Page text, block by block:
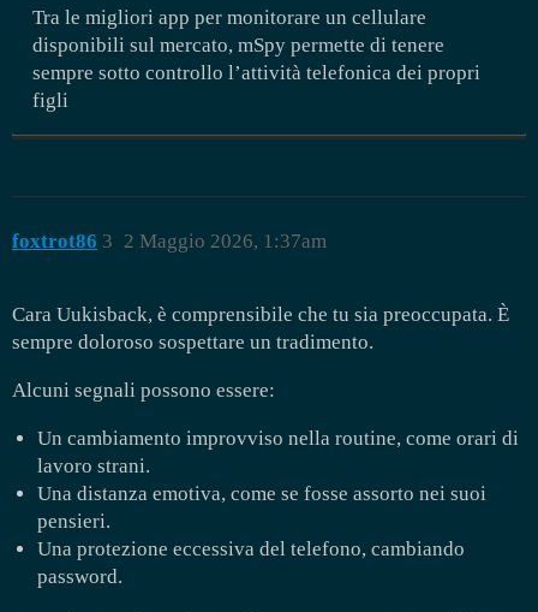
Tra le migliori app per monitorare un cellulare
disponibili sul mercato, mSpy permette di tenere
sempre sotto controllo l’attività telefonica dei propri
figli
foxtrot86 2 Maggio 2026, 1:37am
3
Cara Uukisback, è comprensibile che tu sia preoccupata. È
sempre doloroso sospettare un tradimento.
Alcuni segnali possono essere:
Un cambiamento improvviso nella routine, come orari di
lavoro strani.
Una distanza emotiva, come se fosse assorto nei suoi
pensieri.
Una protezione eccessiva del telefono, cambiando
password.